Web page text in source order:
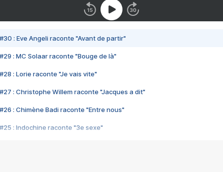
#30 : Eve Angeli raconte "Avant de partir"
#29 : MC Solaar raconte "Bouge de là"
#28 : Lorie raconte "Je vais vite"
#27 : Christophe Willem raconte "Jacques a dit"
#26 : Chimène Badi raconte "Entre nous"
#25 : Indochine raconte "3e sexe"